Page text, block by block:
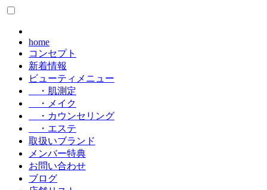
home
コンセプト
新着情報
ビューティメニュー
・肌測定
・メイク
・カウンセリング
・エステ
取扱いブランド
メンバー特典
お問い合わせ
ブログ